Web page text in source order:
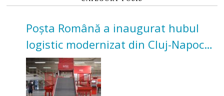
Poșta Română a inaugurat hubul
logistic modernizat din Cluj-Napoca.
Investiție de 3 milioane de euro